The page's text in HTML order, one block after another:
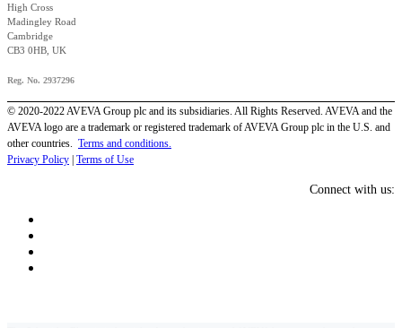
High Cross
Madingley Road
Cambridge
CB3 0HB, UK
Reg. No. 2937296
© 2020-2022 AVEVA Group plc and its subsidiaries. All Rights Reserved. AVEVA and the
AVEVA logo are a trademark or registered trademark of AVEVA Group plc in the U.S. and
other countries. Terms and conditions.
Privacy Policy Terms of Use
Connect with us: